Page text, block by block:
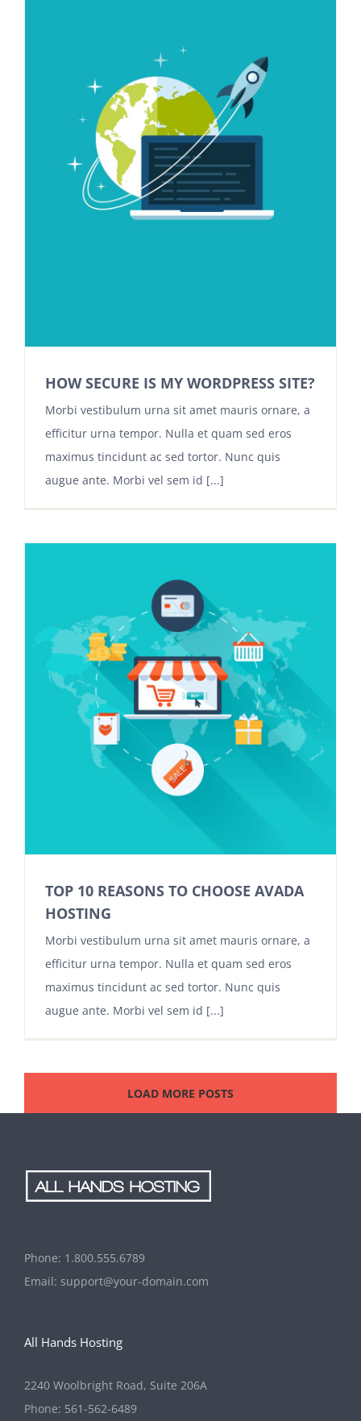
HOW SECURE IS MY WORDPRESS SITE?
Morbi vestibulum urna sit amet mauris ornare, a
efficitur urna tempor. Nulla et quam sed eros
maximus tincidunt ac sed tortor. Nunc quis
augue ante. Morbi vel sem id [...]
TOP 10 REASONS TO CHOOSE AVADA
HOSTING
Morbi vestibulum urna sit amet mauris ornare, a
efficitur urna tempor. Nulla et quam sed eros
maximus tincidunt ac sed tortor. Nunc quis
augue ante. Morbi vel sem id [...]
LOAD MORE POSTS
Phone: 1.800.555.6789
Email: support@your-domain.com
All Hands Hosting
2240 Woolbright Road, Suite 206A
Phone: 561-562-6489